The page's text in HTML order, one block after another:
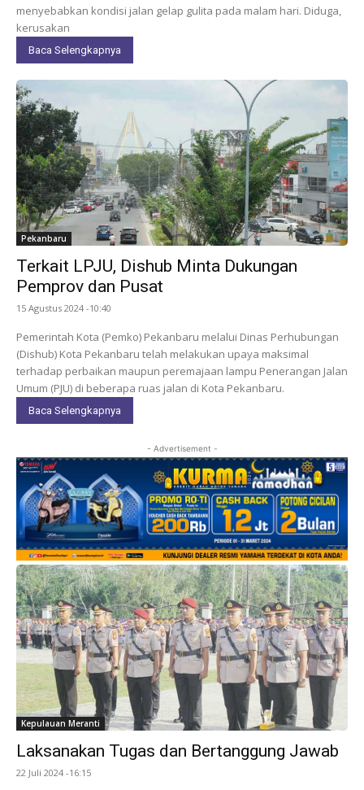
menyebabkan kondisi jalan gelap gulita pada malam hari. Diduga,
kerusakan
Baca Selengkapnya
Pekanbaru
Terkait LPJU, Dishub Minta Dukungan
Pemprov dan Pusat
15 Agustus 2024 -10:40
Pemerintah Kota (Pemko) Pekanbaru melalui Dinas Perhubungan
(Dishub) Kota Pekanbaru telah melakukan upaya maksimal
terhadap perbaikan maupun peremajaan lampu Penerangan Jalan
Umum (PJU) di beberapa ruas jalan di Kota Pekanbaru.
Baca Selengkapnya
- Advertisement -
Kepulauan Meranti
Laksanakan Tugas dan Bertanggung Jawab
22 Juli 2024 -16:15